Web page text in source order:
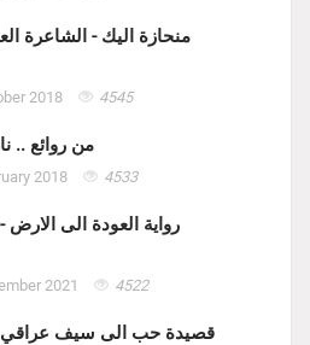
منحازة اليك - الشاعرة
2018 4545
من روائع ..
2018 4533
رواية العودة الى الارض
2021 4522
قصيدة حب الى سيف عراقي